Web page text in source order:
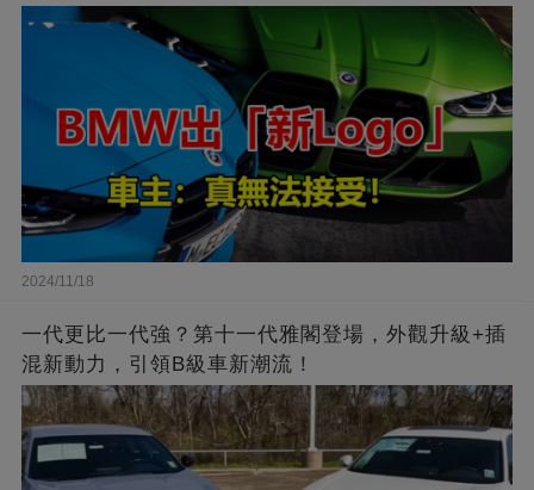
2024/11/18
一代更比一代強？第十一代雅閣登場，外觀升級+插
混新動力，引領B級車新潮流！